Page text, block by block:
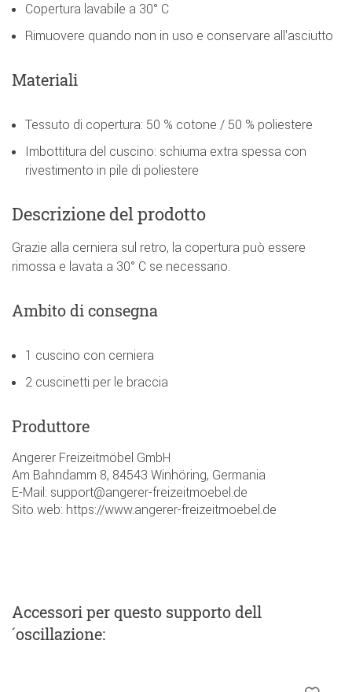
Copertura lavabile a 30° C
Rimuovere quando non in uso e conservare all'asciutto
Materiali
Tessuto di copertura: 50 % cotone / 50 % poliestere
Imbottitura del cuscino: schiuma extra spessa con
rivestimento in pile di poliestere
Descrizione del prodotto
Grazie alla cerniera sul retro, la copertura può essere
rimossa e lavata a 30° C se necessario.
Ambito di consegna
1 cuscino con cerniera
2 cuscinetti per le braccia
Produttore
Angerer Freizeitmöbel GmbH
Am Bahndamm 8, 84543 Winhöring, Germania
E-Mail: support@angerer-freizeitmoebel.de
Sito web: https://www.angerer-freizeitmoebel.de
Accessoriper questo supporto dell
´oscillazione: